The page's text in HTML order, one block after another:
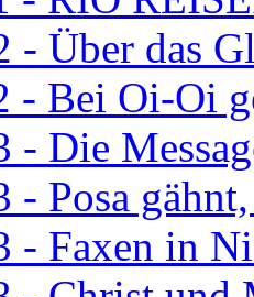
- Über das
- Bei Oi-Oi
- Die
- Posa
- Faxen in